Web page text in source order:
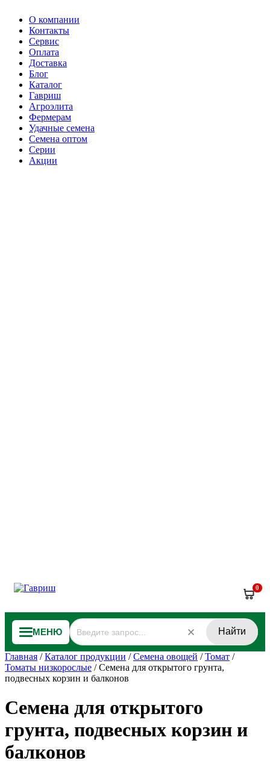
О компании
Контакты
Сервис
Оплата
Доставка
Блог
Каталог
Гавриш
Агроэлита
Фермерам
Удачные семена
Семена оптом
Серии
Акции
0
МЕНЮ Найти
Главная /Каталог продукции /Семена овощей /Томат /
Томаты низкорослые /Семена для открытого грунта,
подвесных корзин и балконов
Семена для открытого
грунта, подвесных корзин и
балконов